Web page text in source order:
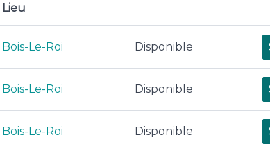
Lieu
Bois-Le-Roi Disponible
Bois-Le-Roi Disponible
Bois-Le-Roi Disponible